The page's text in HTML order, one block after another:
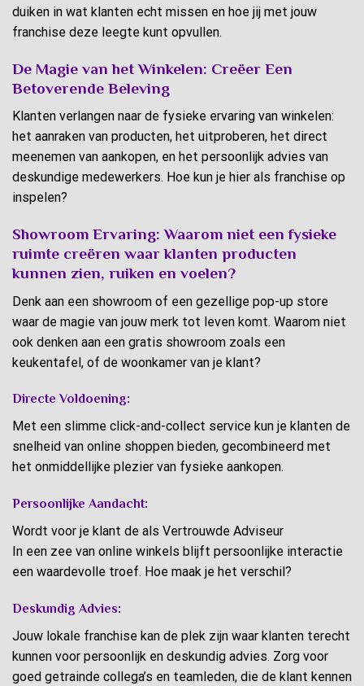
duiken in wat klanten echt missen en hoe jij met jouw
franchise deze leegte kunt opvullen.
De Magie van het Winkelen: Creëer Een
Betoverende Beleving
Klanten verlangen naar de fysieke ervaring van winkelen:
het aanraken van producten, het uitproberen, het direct
meenemen van aankopen, en het persoonlijk advies van
deskundige medewerkers. Hoe kun je hier als franchise op
inspelen?
Showroom Ervaring: Waarom niet een fysieke
ruimte creëren waar klanten producten
kunnen zien, ruiken en voelen?
Denk aan een showroom of een gezellige pop-up store
waar de magie van jouw merk tot leven komt. Waarom niet
ook denken aan een gratis showroom zoals een
keukentafel, of de woonkamer van je klant?
Directe Voldoening:
Met een slimme click-and-collect service kun je klanten de
snelheid van online shoppen bieden, gecombineerd met
het onmiddellijke plezier van fysieke aankopen.
Persoonlijke Aandacht:
Wordt voor je klant de als Vertrouwde Adviseur
In een zee van online winkels blijft persoonlijke interactie
een waardevolle troef. Hoe maak je het verschil?
Deskundig Advies:
Jouw lokale franchise kan de plek zijn waar klanten terecht
kunnen voor persoonlijk en deskundig advies. Zorg voor
goed getrainde collega’s en teamleden, die de klant kennen